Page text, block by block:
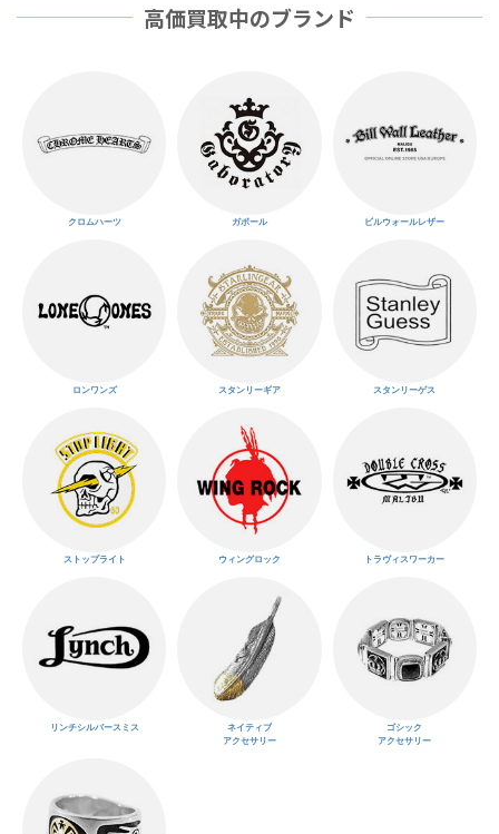
高価買取中のブランド
クロムハーツ ガボール ビルウォールレザー
ロンワンズ スタンリーギア スタンリーゲス
ストップライト ウィングロック トラヴィスワーカー
リンチシルバースミス
ネイティブ
アクセサリー
ゴシック
アクセサリー